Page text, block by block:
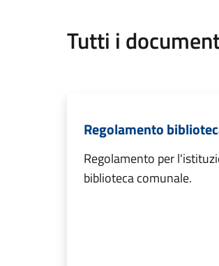
Tutti i
Regolamento
Regolamento per
biblioteca comunale.